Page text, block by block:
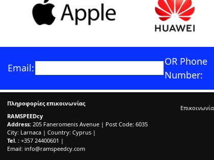
Email:
OR Phone
Number:
Πληροφορίες επικοινωνίας
RAMSPEEDcy
Address: 205 Faneromenis Avenue | Post Code: 6035
City: Larnaca | Country: Cyprus |
Tel. : +357 24400601 |
Email: info@ramspeedcy.com
Επικοινωνία